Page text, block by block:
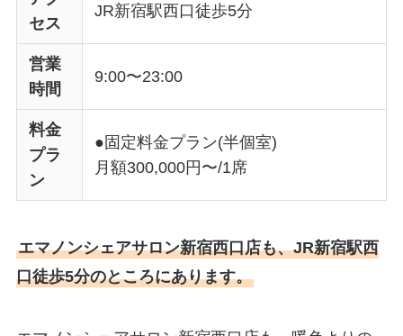
セス
JR新宿駅西口徒歩5分
営業
時間
9:00〜23:00
料金
プラ
ン
●固定料金プラン(半個室)
月額300,000円〜/1席
エマノンシェアサロン新宿西口店も、JR新宿駅西
口徒歩5分のところにあります。